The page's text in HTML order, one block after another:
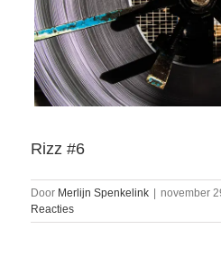
Rizz #6
Door Merlijn Spenkelink november
Reacties